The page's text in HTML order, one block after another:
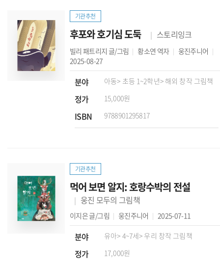
기관추천
후포와 호기심 도둑 스토리잉크
빌리 패트리지 글/그림 황소연 역자
웅진주니어
2025-08-27
분야 아동> 초등 1~2학년> 해외 창작 그림책
정가 15,000원
ISBN 9788901295817
기관추천
먹어 보면 알지: 호랑수박의 전설
웅진 모두의 그림책
이지은글/그림 웅진주니어 2025-07-11
분야 유아> 4~7세> 우리 창작 그림책
정가 17,000원